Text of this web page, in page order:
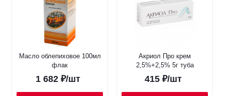
Масло облепиховое 100мл
флак
1 682 ₽/шт
Акриол Про крем
2,5%+2,5% 5г туба
415₽/шт